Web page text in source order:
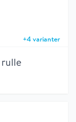
+4varianter